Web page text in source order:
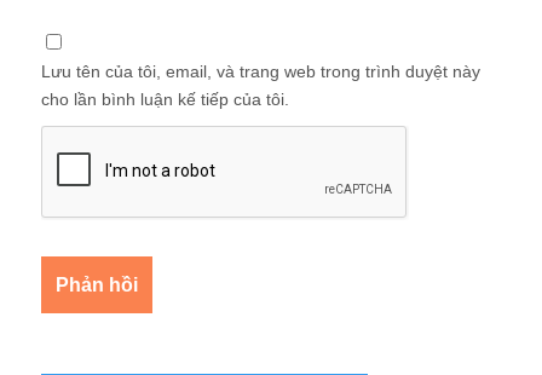
Lưu tên của tôi, email, và trang web trong trình duyệt này
cho lần bình luận kế tiếp của tôi.